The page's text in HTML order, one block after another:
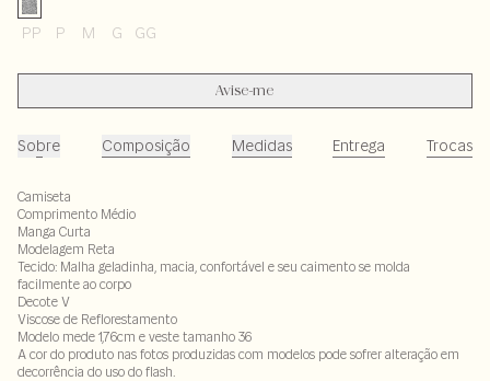
PP P M G GG
Avise-me
Sobre Composição Medidas Entrega Trocas
Camiseta
Comprimento Médio
Manga Curta
Modelagem Reta
Tecido: Malha geladinha, macia, confortável e seu caimento se molda
facilmente ao corpo
Decote V
Viscose de Reflorestamento
Modelo mede 1,76cm e veste tamanho 36
A cor do produto nas fotos produzidas com modelos pode sofrer alteração em
decorrência do uso do flash.